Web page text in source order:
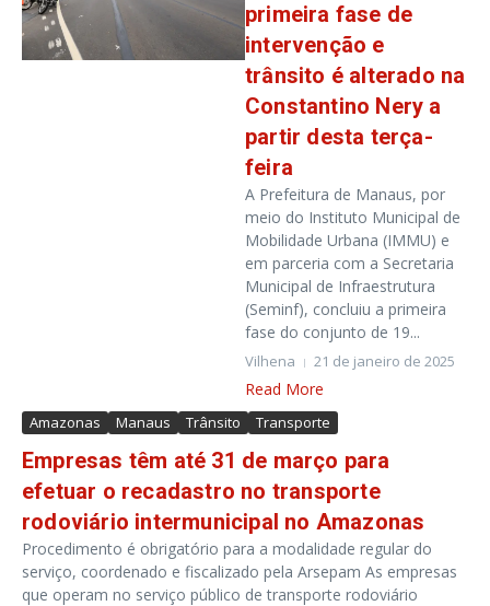
primeira fase de
intervenção e
trânsito é alterado na
Constantino Nery a
partir desta terça-
feira
A Prefeitura de Manaus, por
meio do Instituto Municipal de
Mobilidade Urbana (IMMU) e
em parceria com a Secretaria
Municipal de Infraestrutura
(Seminf), concluiu a primeira
fase do conjunto de 19...
Vilhena 21 de janeiro de 2025
Read More
Amazonas Manaus Trânsito Transporte
Empresas têm até 31 de março para
efetuar o recadastro no transporte
rodoviário intermunicipal no Amazonas
Procedimento é obrigatório para a modalidade regular do
serviço, coordenado e fiscalizado pela Arsepam As empresas
que operam no serviço público de transporte rodoviário